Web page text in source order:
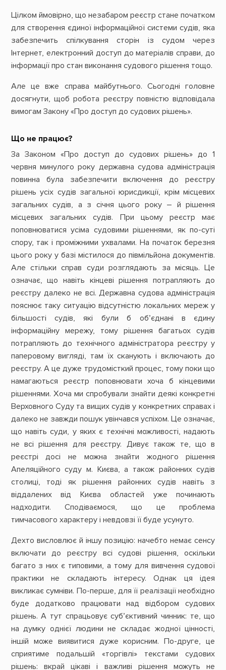
Цілком ймовірно, що незабаром реєстр стане початком
для створення єдиної інформаційної системи судів, яка
забезпечить спілкування сторін із судом через
Інтернет, електронний доступ до матеріалів справи, до
інформації про стан виконання судового рішення тощо.
Але це вже справа майбутнього. Сьогодні головне
досягнути, щоб робота реєстру повністю відповідала
вимогам Закону «Про доступ до судових рішень».
Що не працює?
За Законом «Про доступ до судових рішень» до 1
червня минулого року державна судова адміністрація
повинна була забезпечити включення до реєстру
рішень усіх судів загальної юрисдикції, крім місцевих
загальних судів, а з січня цього року – й рішення
місцевих загальних судів. При цьому реєстр має
поповнюватися усіма судовими рішеннями, як по-суті
спору, так і проміжними ухвалами. На початок березня
цього року у базі містилося до півмільйона документів.
Але стільки справ суди розглядають за місяць. Це
означає, що навіть кінцеві рішення потрапляють до
реєстру далеко не всі. Державна судова адміністрація
пояснює таку ситуацію відсутністю локальних мереж у
більшості судів, які були б об’єднані в єдину
інформаційну мережу, тому рішення багатьох судів
потрапляють до технічного адміністратора реєстру у
паперовому вигляді, там їх сканують і включають до
реєстру. А це дуже трудомісткий процес, тому поки що
намагаються реєстр поповнювати хоча б кінцевими
рішеннями. Хоча ми спробували знайти деякі конкретні
Верховного Суду та вищих судів у конкретних справах і
далеко не завжди пошук увінчався успіхом. Це означає,
що навіть суди, у яких є технічні можливості, надають
не всі рішення для реєстру. Дивує також те, що в
реєстрі досі не можна знайти жодного рішення
Апеляційного суду м. Києва, а також районних судів
столиці, тоді як рішення районних судів навіть з
віддалених від Києва областей уже починають
надходити. Сподіваємося, що це проблема
тимчасового характеру і невдовзі її буде усунуто.
Дехто висловлює й іншу позицію: начебто немає сенсу
включати до реєстру всі судові рішення, оскільки
багато з них є типовими, а тому для вивчення судової
практики не складають інтересу. Однак ця ідея
викликає сумніви. По-перше, для її реалізації необхідно
буде додатково працювати над відбором судових
рішень. А тут спрацьовує суб’єктивний чинник: те, що
на думку однієї людини не складає жодної цінності,
іншій може виявитися дуже корисним. По-друге, це
сприятиме подальшій «торгівлі» текстами судових
рішень: вкрай цікаві і важливі рішення можуть не